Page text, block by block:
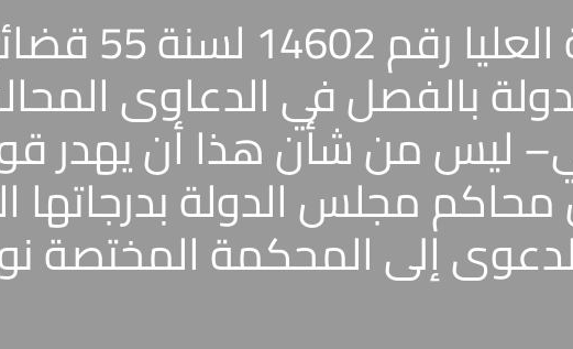
حكم المحكمة
بالفصل في الدعاوى
ليس من شأن هذا أن يهدر
مجلس الدولة بدرجاتها
إلى المحكمة المختصة